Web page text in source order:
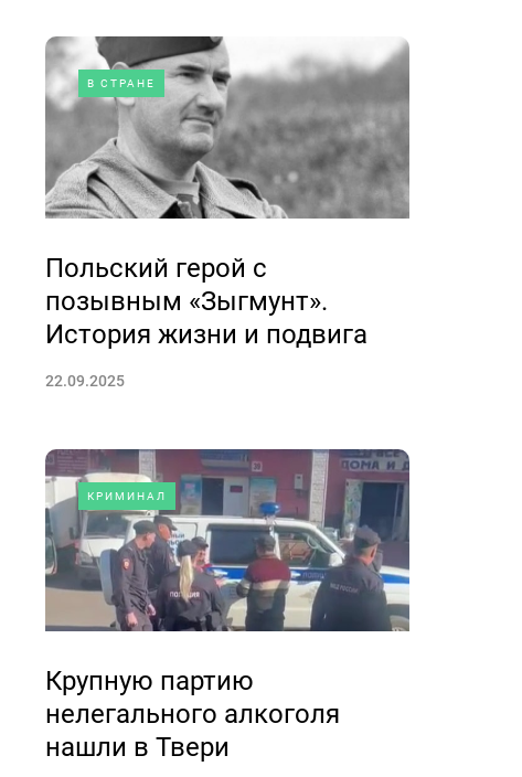
В СТРАНЕ
Польский герой с
позывным «Зыгмунт».
История жизни и подвига
22.09.2025
КРИМИНАЛ
Крупную партию
нелегального алкоголя
нашли в Твери